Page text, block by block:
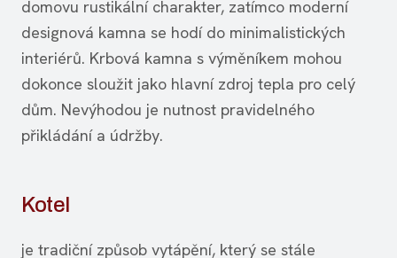
domovu rustikální charakter, zatímco moderní
designová kamna se hodí do minimalistických
interiérů. Krbová kamna s výměníkem mohou
dokonce sloužit jako hlavní zdroj tepla pro celý
dům. Nevýhodou je nutnost pravidelného
přikládání a údržby.
Kotel
je tradiční způsob vytápění, který se stále